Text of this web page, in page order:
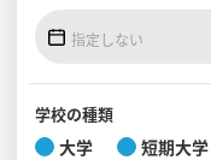
学校の種類
大学 短期大学